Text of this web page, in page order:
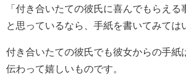
「付き合いたての彼氏に喜んでもらえる
と思っているなら、手紙を書いてみては
付き合いたての彼氏でも彼女からの手紙
伝わって嬉しいものです。